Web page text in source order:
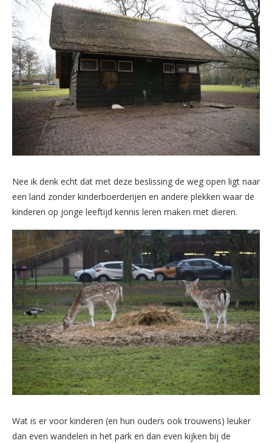
Nee ik denk echt dat met deze beslissing de weg open ligt naar
een land zonder kinderboerderijen en andere plekken waar de
kinderen op jonge leeftijd kennis leren maken met dieren.
Wat is er voor kinderen (en hun ouders ook trouwens) leuker
dan even wandelen in het park en dan even kijken bij de